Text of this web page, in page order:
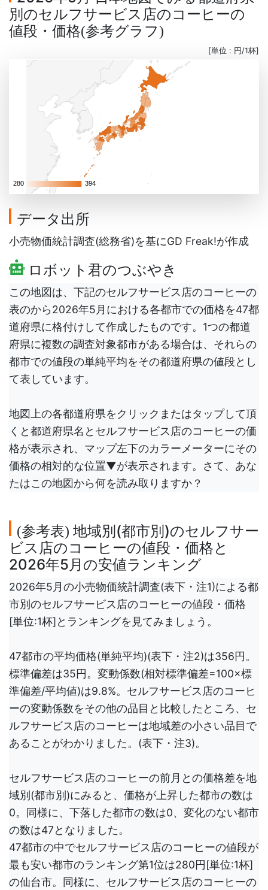
別のセルフサービス店のコーヒーの
値段・価格(参考グラフ)
[単位 : 円/1杯]
280
280 394
394
データ出所
小売物価統計調査(総務省)を基にGD Freak!が作成
ロボット君のつぶやき
この地図は、下記のセルフサービス店のコーヒーの
表のから2026年5月における各都市での価格を47都
道府県に格付けして作成したものです。1つの都道
府県に複数の調査対象都市がある場合は、それらの
都市での値段の単純平均をその都道府県の値段とし
て表しています。
地図上の各都道府県をクリックまたはタップして頂
くと都道府県名とセルフサービス店のコーヒーの価
格が表示され、マップ左下のカラーメーターにその
価格の相対的な位置▼が表示されます。さて、あな
たはこの地図から何を読み取りますか？
(参考表) 地域別(都市別)のセルフサー
ビス店のコーヒーの値段・価格と
2026年5月の安値ランキング
2026年5月の小売物価統計調査(表下・注1)による都
市別のセルフサービス店のコーヒーの値段・価格
[単位:1杯]とランキングを見てみましょう。
47都市の平均価格(単純平均)(表下・注2)は356円。
標準偏差は35円。変動係数(相対標準偏差=100×標
準偏差/平均値)は9.8%。セルフサービス店のコーヒ
ーの変動係数をその他の品目と比較したところ、セ
ルフサービス店のコーヒーは地域差の小さい品目で
あることがわかりました。(表下・注3)。
セルフサービス店のコーヒーの前月との価格差を地
域別(都市別)にみると、価格が上昇した都市の数は
0。同様に、下落した都市の数は0、変化のない都市
の数は47となりました。
47都市の中でセルフサービス店のコーヒーの値段が
最も安い都市のランキング第1位は280円[単位:1杯]
の仙台市。同様に、セルフサービス店のコーヒーの